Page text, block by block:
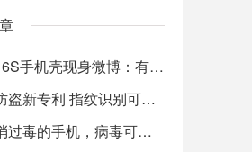
魅族16S手机壳现身微博：有望后置三摄
苹果防盗新专利 指纹识别可记录窃贼照片
没有消过毒的手机，病毒可以在上面存活多久？新研